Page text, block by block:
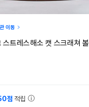
이동
트레스해소 캣 스크래쳐 볼
점 적립